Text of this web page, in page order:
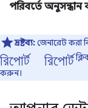
পরিবর্তে
দ্রষ্টব্য:জেনারেট করা
রিপোর্ট রিপোর্ট
করুন।